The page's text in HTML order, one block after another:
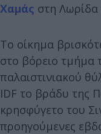
Χαμάς στη Λωρίδα
Το οίκημα
στο βόρειο τμήμα
παλαιστινιακού
IDF το βράδυ της
κρησφύγετο του
προηγούμενες